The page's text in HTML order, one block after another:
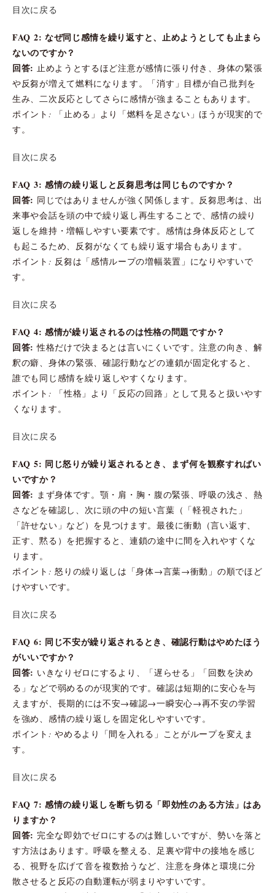
目次に戻る
FAQ 2: なぜ同じ感情を繰り返すと、止めようとしても止まら
ないのですか？
回答: 止めようとするほど注意が感情に張り付き、身体の緊張
や反芻が増えて燃料になります。「消す」目標が自己批判を
生み、二次反応としてさらに感情が強まることもあります。
ポイント: 「止める」より「燃料を足さない」ほうが現実的で
す。
目次に戻る
FAQ 3: 感情の繰り返しと反芻思考は同じものですか？
回答: 同じではありませんが強く関係します。反芻思考は、出
来事や会話を頭の中で繰り返し再生することで、感情の繰り
返しを維持・増幅しやすい要素です。感情は身体反応として
も起こるため、反芻がなくても繰り返す場合もあります。
ポイント: 反芻は「感情ループの増幅装置」になりやすいで
す。
目次に戻る
FAQ 4: 感情が繰り返されるのは性格の問題ですか？
回答: 性格だけで決まるとは言いにくいです。注意の向き、解
釈の癖、身体の緊張、確認行動などの連鎖が固定化すると、
誰でも同じ感情を繰り返しやすくなります。
ポイント: 「性格」より「反応の回路」として見ると扱いやす
くなります。
目次に戻る
FAQ 5: 同じ怒りが繰り返されるとき、まず何を観察すればい
いですか？
回答: まず身体です。顎・肩・胸・腹の緊張、呼吸の浅さ、熱
さなどを確認し、次に頭の中の短い言葉（「軽視された」
「許せない」など）を見つけます。最後に衝動（言い返す、
正す、黙る）を把握すると、連鎖の途中に間を入れやすくな
ります。
ポイント: 怒りの繰り返しは「身体→言葉→衝動」の順でほど
けやすいです。
目次に戻る
FAQ 6: 同じ不安が繰り返されるとき、確認行動はやめたほう
がいいですか？
回答: いきなりゼロにするより、「遅らせる」「回数を決め
る」などで弱めるのが現実的です。確認は短期的に安心を与
えますが、長期的には不安→確認→一瞬安心→再不安の学習
を強め、感情の繰り返しを固定化しやすいです。
ポイント: やめるより「間を入れる」ことがループを変えま
す。
目次に戻る
FAQ 7: 感情の繰り返しを断ち切る「即効性のある方法」はあ
りますか？
回答: 完全な即効でゼロにするのは難しいですが、勢いを落と
す方法はあります。呼吸を整える、足裏や背中の接地を感じ
る、視野を広げて音を複数拾うなど、注意を身体と環境に分
散させると反応の自動運転が弱まりやすいです。